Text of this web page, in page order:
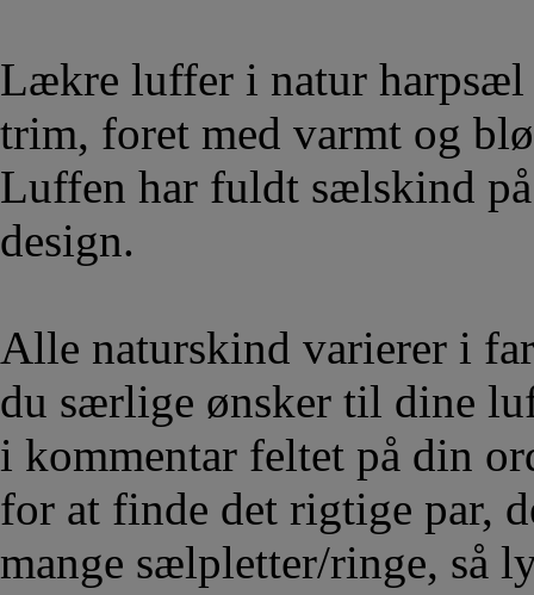
Lækre luffer i natur
trim, foret med varmt og
Luffen har fuldt sælskind
design.
Alle naturskind varierer i
du særlige ønsker til dine
i kommentar feltet på din
for at finde det rigtige par,
mange sælpletter/ringe, så